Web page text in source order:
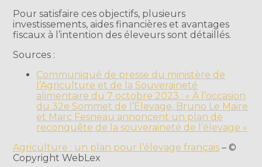
Pour satisfaire ces objectifs, plusieurs
investissements, aides financières et avantages
fiscaux à l’intention des éleveurs sont détaillés.
Sources :
Communiqué de presse du ministère de
l’Agriculture et de la Souveraineté
alimentaire du 7 octobre 2023 : « À l’occasion
du 32e Sommet de l’Élevage, Bruno Le Maire
et Marc Fesneau annoncent un plan de
reconquête de la souveraineté de l’élevage »
Agriculture : un plan pour l’élevage français – ©
Copyright WebLex